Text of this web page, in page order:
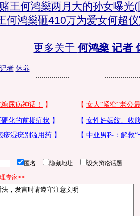
王何鸿燊两月大的孙女曝光(
何鸿燊砸410万为爱女何超
更多关于何鸿燊 记者
记者 休养
匿名 隐藏地址 设为辩论话题
专家>>